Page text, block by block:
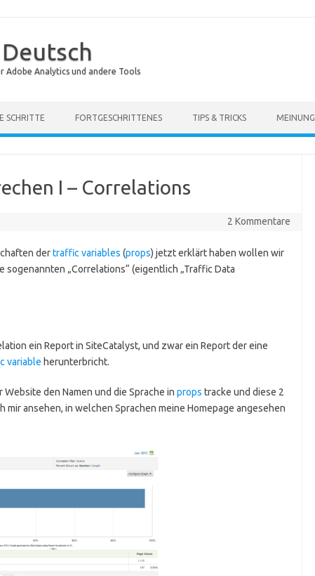
Adobe Analytics und andere Tools
SCHRITTE FORTGESCHRITTENES TIPS & TRICKS MEINUNG
I – Correlations
2 Kommentare
dertraffic variables (props) jetzt erklärt haben wollen wir
„Correlations“ (eigentlich „Traffic Data
ein Report in SiteCatalyst, und zwar ein Report der eine
variable herunterbricht.
den Namen und die Sprache in props tracke und diese 2
mir ansehen, in welchen Sprachen meine Homepage angesehen